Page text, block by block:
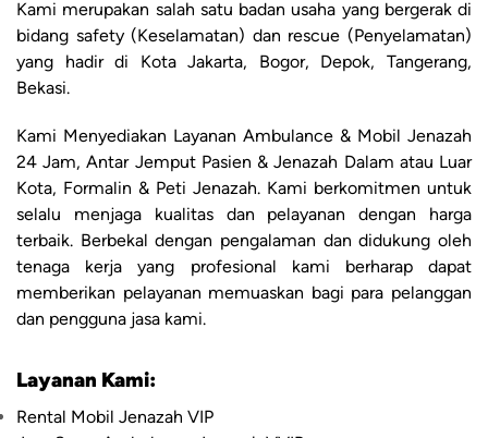
Kami merupakan salah satu badan usaha yang bergerak di
bidang safety (Keselamatan) dan rescue (Penyelamatan)
yang hadir di Kota Jakarta, Bogor, Depok, Tangerang,
Bekasi.
Kami Menyediakan Layanan Ambulance & Mobil Jenazah
24 Jam, Antar Jemput Pasien & Jenazah Dalam atau Luar
Kota, Formalin & Peti Jenazah. Kami berkomitmen untuk
selalu menjaga kualitas dan pelayanan dengan harga
terbaik. Berbekal dengan pengalaman dan didukung oleh
tenaga kerja yang profesional kami berharap dapat
memberikan pelayanan memuaskan bagi para pelanggan
dan pengguna jasa kami.
Layanan Kami:
Rental Mobil Jenazah VIP